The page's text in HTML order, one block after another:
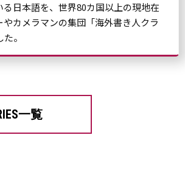
日本語を、世界80カ国以上の現地在
カメラマンの集団「海外書き人クラ
。
一覧